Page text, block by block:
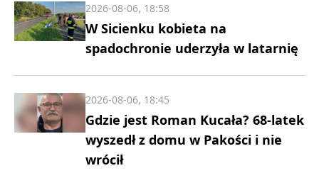
W Sicienku kobieta na
spadochronie uderzyła w latarnię
2026-08-06, 18:58
Gdzie jest Roman Kucała? 68-latek
wyszedł z domu w Pakości i nie
wrócił
2026-08-06, 18:45